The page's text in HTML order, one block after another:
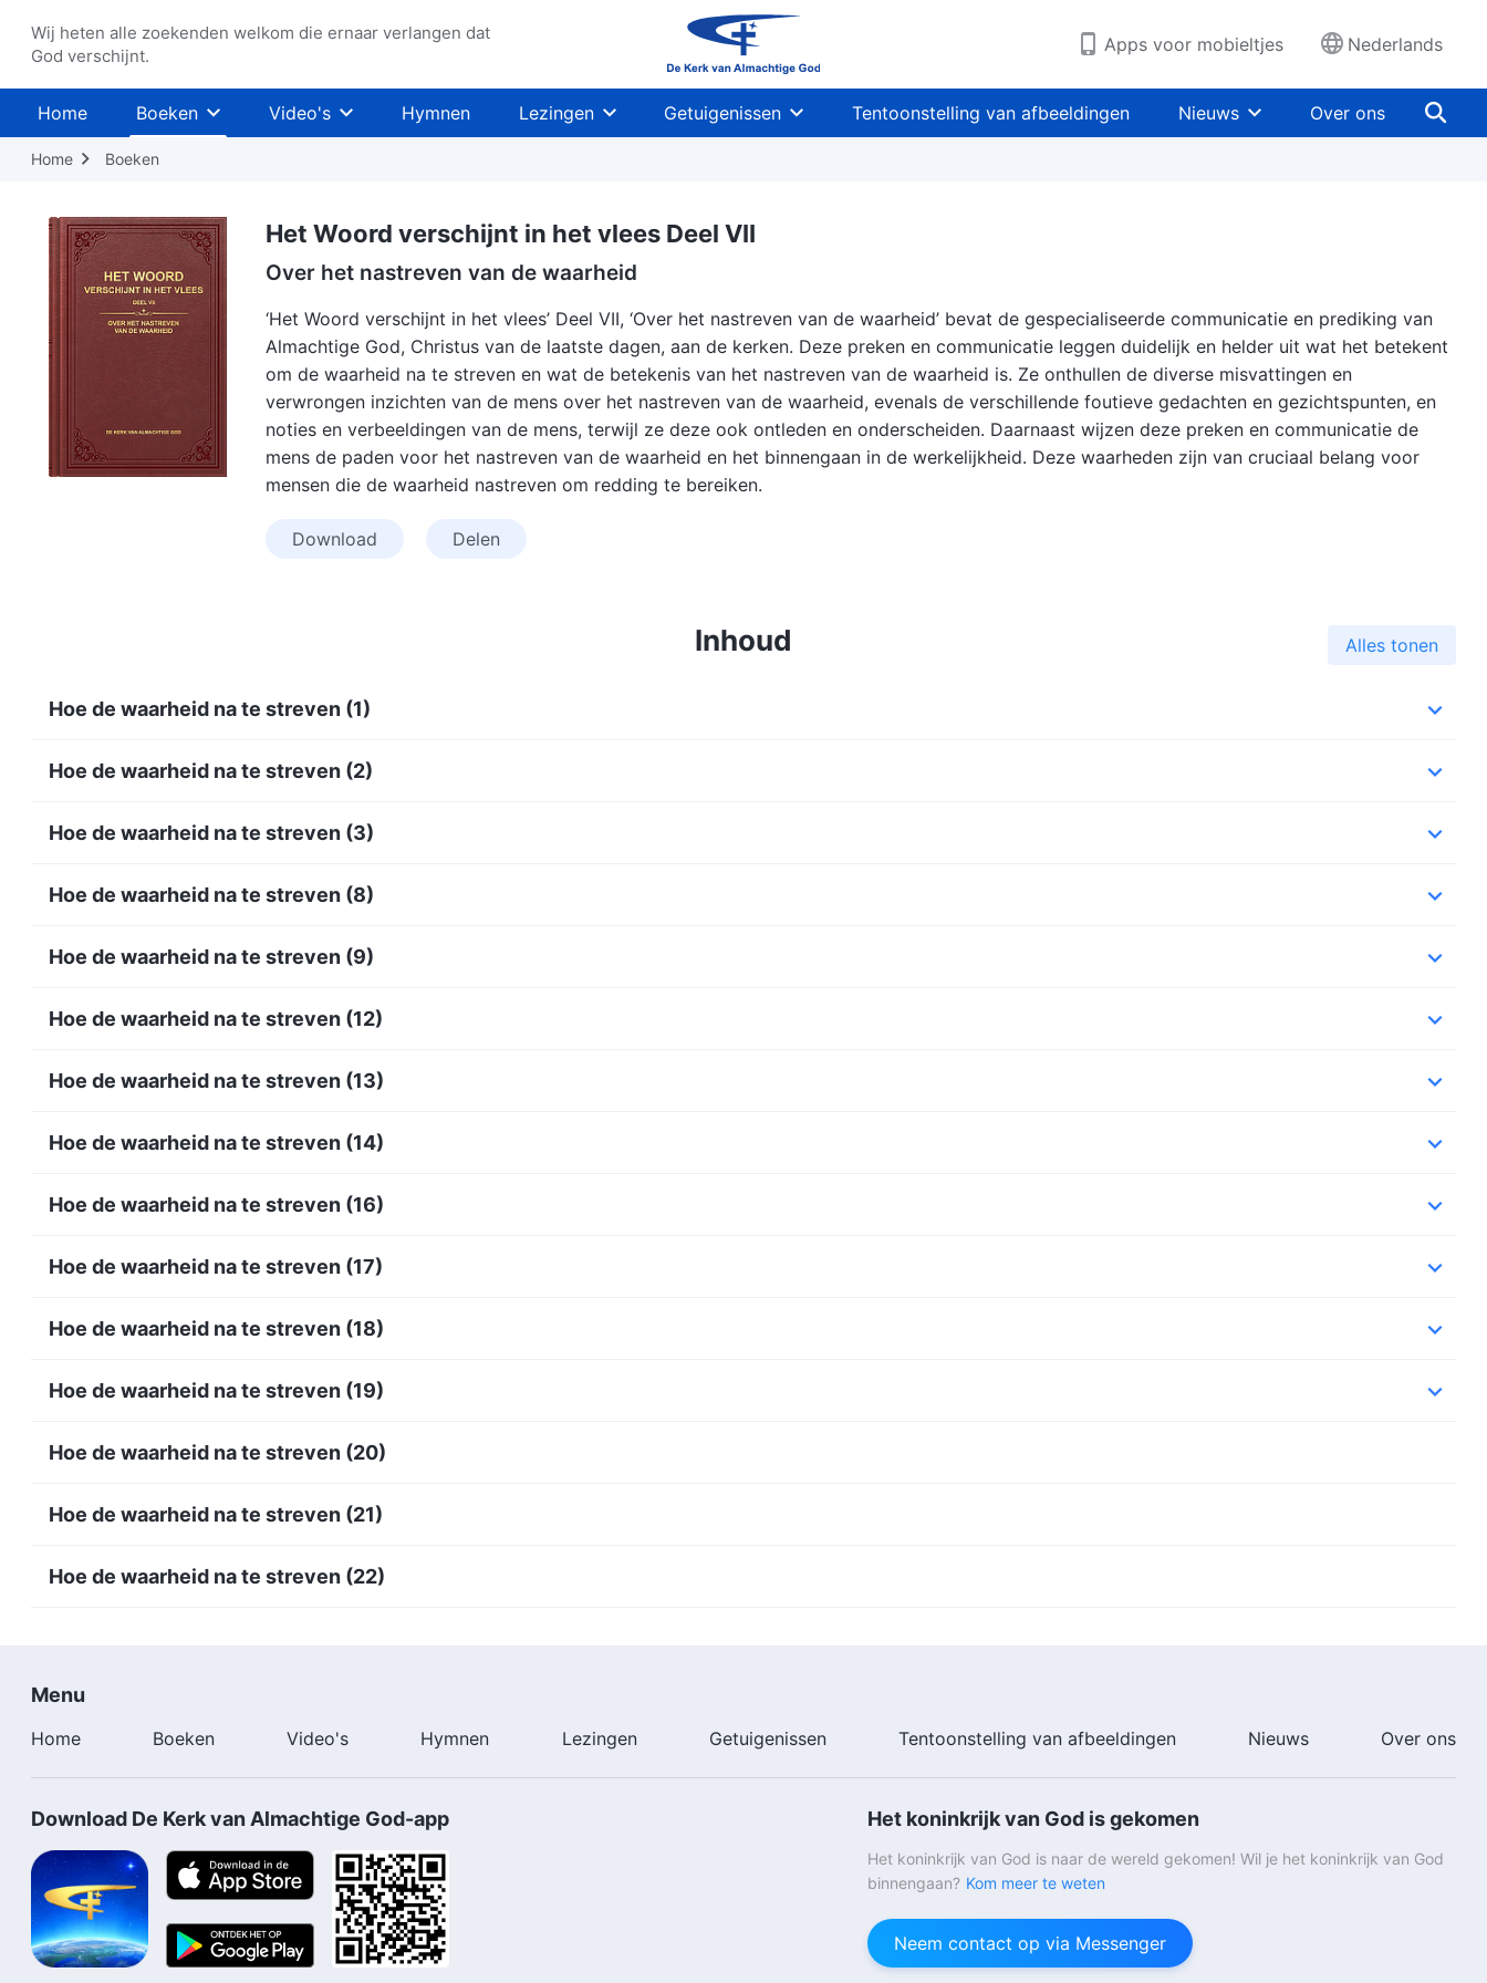
Wij heten alle zoekenden welkom die ernaar verlangen dat
God verschijnt.
Apps voor mobieltjes Nederlands
Home Boeken Video's Hymnen Lezingen Getuigenissen Tentoonstelling van afbeeldingen Nieuws Over ons
Home Boeken
Het Woord verschijnt in het vlees Deel VII
Over het nastreven van de waarheid
‘Het Woord verschijnt in het vlees’ Deel VII, ‘Over het nastreven van de waarheid’ bevat de gespecialiseerde communicatie en prediking van
Almachtige God, Christus van de laatste dagen, aan de kerken. Deze preken en communicatie leggen duidelijk en helder uit wat het betekent
om de waarheid na te streven en wat de betekenis van het nastreven van de waarheid is. Ze onthullen de diverse misvattingen en
verwrongen inzichten van de mens over het nastreven van de waarheid, evenals de verschillende foutieve gedachten en gezichtspunten, en
noties en verbeeldingen van de mens, terwijl ze deze ook ontleden en onderscheiden. Daarnaast wijzen deze preken en communicatie de
mens de paden voor het nastreven van de waarheid en het binnengaan in de werkelijkheid. Deze waarheden zijn van cruciaal belang voor
mensen die de waarheid nastreven om redding te bereiken.
Download Delen
Inhoud Alles tonen
Hoe de waarheid na te streven (1)
Hoe de waarheid na te streven (2)
Hoe de waarheid na te streven (3)
Hoe de waarheid na te streven (8)
Hoe de waarheid na te streven (9)
Hoe de waarheid na te streven (12)
Hoe de waarheid na te streven (13)
Hoe de waarheid na te streven (14)
Hoe de waarheid na te streven (16)
Hoe de waarheid na te streven (17)
Hoe de waarheid na te streven (18)
Hoe de waarheid na te streven (19)
Hoe de waarheid na te streven (20)
Hoe de waarheid na te streven (21)
Hoe de waarheid na te streven (22)
Menu
Home Boeken Video's Hymnen Lezingen Getuigenissen Tentoonstelling van afbeeldingen Nieuws Over ons
Download De Kerk van Almachtige God-app Het koninkrijk van God is gekomen
Het koninkrijk van God is naar de wereld gekomen! Wil je het koninkrijk van God
binnengaan? Kom meer te weten
Neem contact op via Messenger